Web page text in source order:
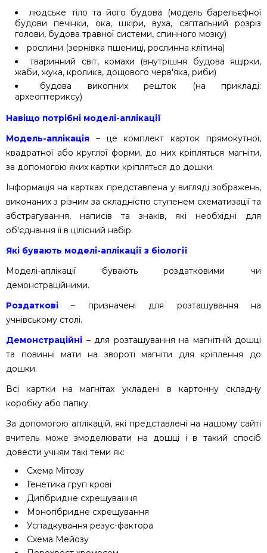
людське тіло та його будова (модель барельєфної
будови печінки, ока, шкіри, вуха, сагітальний розріз
голови, будова травної системи, спинного мозку)
рослини (зернівка пшениці, рослинна клітина)
тваринний світ, комахи (внутрішня будова ящірки,
жаби, жука, кролика, дощового черв'яка, риби)
будова викопних решток (на прикладі:
археоптериксу)
Навіщо потрібні моделі-аплікації
Модель-аплікація – це комплект карток прямокутної,
квадратної або круглої форми, до них кріпляться магніти,
за допомогою яких картки кріпляться до дошки.
Інформація на картках представлена у вигляді зображень,
виконаних з різним за складністю ступенем схематизації та
абстрагування, написів та знаків, які необхідні для
об'єднання її в цілісний набір.
Які бувають моделі-аплікації з біології
Моделі-аплікації бувають роздатковими чи
демонстраційними.
Роздаткові – призначені для розташування на
учнівському столі.
Демонстраційні – для розташування на магнітній дошці
та повинні мати на звороті магніти для кріплення до
дошки.
Всі картки на магнітах укладені в картонну складну
коробку або папку.
За допомогою аплікацій, які представлені на нашому сайті
вчитель може змоделювати на дошці і в такий спосіб
довести учням такі теми як:
Схема Мітозу
Генетика груп крові
Дигібридне схрещування
Моногібридне схрещування
Успадкування резус-фактора
Схема Мейозу